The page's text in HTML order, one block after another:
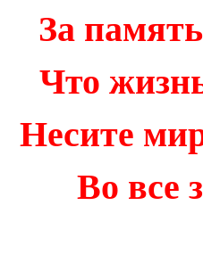
За
Что
Несите
Во все